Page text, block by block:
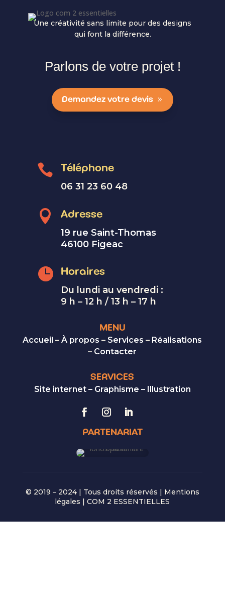
Une créativité sans limite pour des designs
qui font la différence.
Parlons de votre projet !
Demandez votre devis
 Téléphone
06 31 23 60 48
 Adresse
19 rue Saint-Thomas
46100 Figeac
 Horaires
Du lundi au vendredi :
9 h – 12 h / 13 h – 17 h
MENU
Accueil –À propos – Services – Réalisations
– Contacter
SERVICES
Site internet– Graphisme – Illustration
PARTENARIAT
© 2019 – 2024 | Tous droits réservés | Mentions
légales | COM 2 ESSENTIELLES